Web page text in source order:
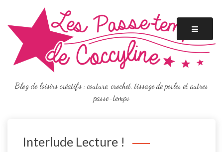
content
Blog de loisirs créatifs : couture, crochet, tissage de perles et autres
passe-temps
Interlude Lecture !